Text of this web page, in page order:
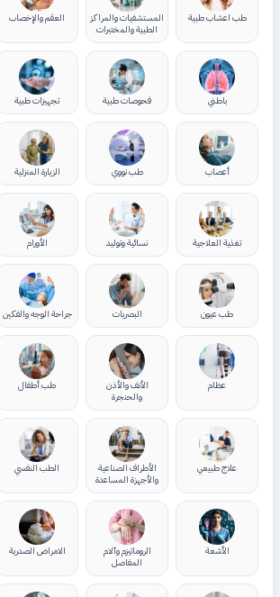
طب اعشاب طبية
المستشفيات والمراكز
الطبية والمختبرات
العقم والإخصاب
باطني فحوصات طبية تجهيزات طبية
أعصاب طب نووي الزيارة المنزلية
تغذية العلاجية نسائية وتوليد الأورام
طب عيون البصريات جراحة الوجه والفكين
عظام
الأنف والأذن
والحنجرة
طب أطفال
علاج طبيعي
الأطراف الصناعية
والأجهزة المساعدة
الطب النفسي
الأشعة
الروماتيزم وآلام
المفاصل
الامراض الصدرية